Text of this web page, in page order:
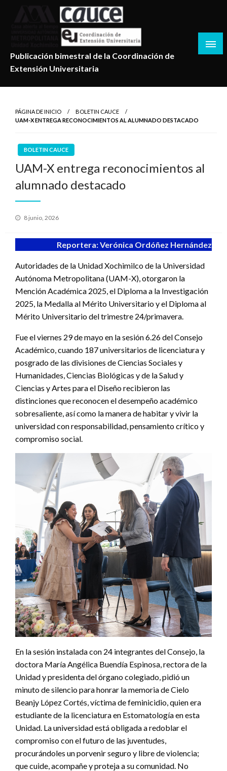
Publicación bimestral de la Coordinación de
Extensión Universitaria
PÁGINA DE INICIO
BOLETIN CAUCE
UAM-X ENTREGA RECONOCIMIENTOS AL ALUMNADO DESTACADO
BOLETIN CAUCE
UAM-X entrega reconocimientos al
alumnado destacado
Publicado
8 junio, 2026
Reportera: Verónica Ordóñez Hernández
Autoridades de la Unidad Xochimilco de la Universidad
Autónoma Metropolitana (UAM-X), otorgaron la
Mención Académica 2025, el Diploma a la Investigación
2025, la Medalla al Mérito Universitario y el Diploma al
Mérito Universitario del trimestre 24/primavera.
Fue el viernes 29 de mayo en la sesión 6.26 del Consejo
Académico, cuando 187 universitarios de licenciatura y
posgrado de las divisiones de Ciencias Sociales y
Humanidades, Ciencias Biológicas y de la Salud y
Ciencias y Artes para el Diseño recibieron las
distinciones que reconocen el desempeño académico
sobresaliente, así como la manera de habitar y vivir la
universidad con responsabilidad, pensamiento crítico y
compromiso social.
En la sesión instalada con 24 integrantes del Consejo, la
doctora María Angélica Buendía Espinosa, rectora de la
Unidad y presidenta del órgano colegiado, pidió un
minuto de silencio para honrar la memoria de Cielo
Beanjy López Cortés, víctima de feminicidio, quien era
estudiante de la licenciatura en Estomatología en esta
Unidad. La universidad está obligada a redoblar el
compromiso con el futuro de las juventudes,
procurándoles un porvenir seguro y libre de violencia;
que cuide, acompañe y proteja a su comunidad. No